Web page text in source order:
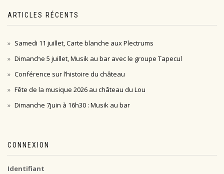
ARTICLES RÉCENTS
Samedi 11 juillet, Carte blanche aux Plectrums
Dimanche 5 juillet, Musik au bar avec le groupe Tapecul
Conférence sur l’histoire du château
Fête de la musique 2026 au château du Lou
Dimanche 7juin à 16h30 : Musik au bar
CONNEXION
Identifiant